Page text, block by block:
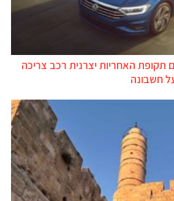
תקופת האחריות יצרנית רכב צריכה
חשבונה